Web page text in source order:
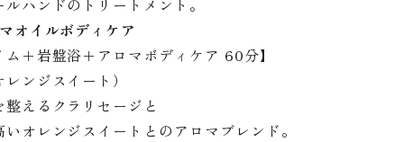
オイルボディケア
＋岩盤浴＋アロマボディケア 60分】
ンジスイート）
えるクラリセージと
オレンジスイートとのアロマブレンド。